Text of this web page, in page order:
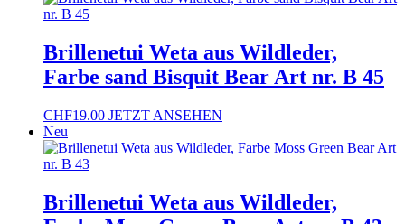
Brillenetui Weta aus Wildleder,
Farbe sand Bisquit Bear Art nr. B 45
CHF19.00 JETZT ANSEHEN
Neu
Brillenetui Weta aus Wildleder,